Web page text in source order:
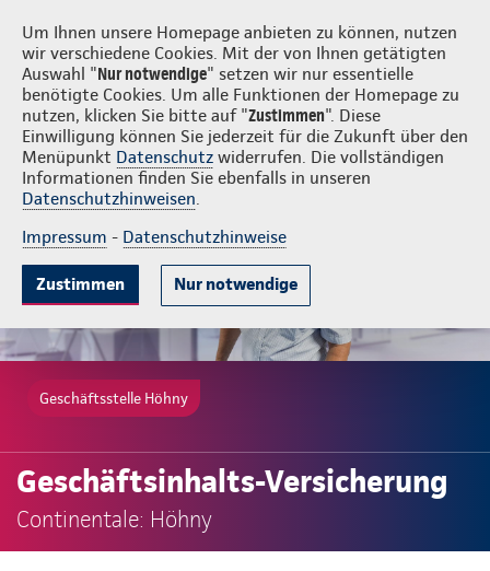
Um Ihnen unsere Homepage anbieten zu können, nutzen
wir verschiedene Cookies. Mit der von Ihnen getätigten
Auswahl "Nur notwendige" setzen wir nur essentielle
benötigte Cookies. Um alle Funktionen der Homepage zu
nutzen, klicken Sie bitte auf "Zustimmen". Diese
Einwilligung können Sie jederzeit für die Zukunft über den
Menüpunkt Datenschutz widerrufen. Die vollständigen
Informationen finden Sie ebenfalls in unseren
Datenschutzhinweisen.
Impressum - Datenschutzhinweise
Zustimmen Nur notwendige
Höhny Login
Gute Gründe Tarife & Leistungen Wissenswertes Beratung &
Geschäftsstelle Höhny
Geschäftsinhalts-Versicherung
Continentale: Höhny